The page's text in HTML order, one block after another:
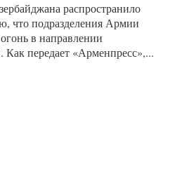
распространило
что подразделения Армии
в направлении
Как передает «Арменпресс»,...